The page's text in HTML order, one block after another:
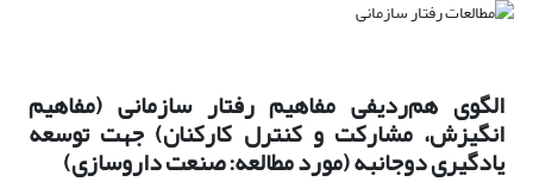
الگوی هم‌ردیفی مفاهیم رفتار سازمانی (مفاهیم
انگیزش، مشارکت و کنترل کارکنان) جهت توسعه
یادگیری دوجانبه (مورد مطالعه: صنعت داروسازی)